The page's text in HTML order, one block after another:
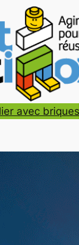
avec briques